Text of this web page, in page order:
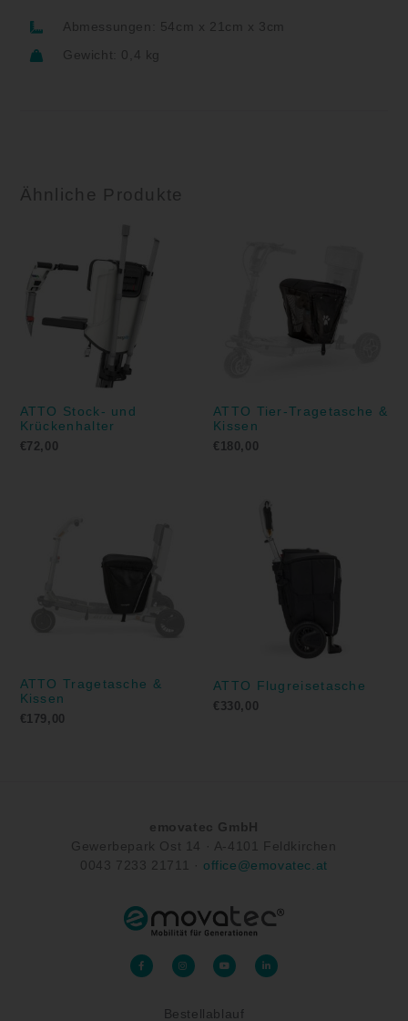
Abmessungen: 54cm x 21cm x 3cm
Gewicht: 0,4 kg
Ähnliche Produkte
ATTO Stock- und
Krückenhalter
€72,00
ATTO Tier-Tragetasche &
Kissen
€ 180,00
ATTO Tragetasche &
Kissen
€179,00
ATTO Flugreisetasche
€ 330,00
emovatec GmbH
Gewerbepark Ost 14 · A-4101 Feldkirchen
0043 7233 21711 · office@emovatec.at
F
a
c
I
n
s
r
Y
o
u
e
L
i
n
Bestellablauf